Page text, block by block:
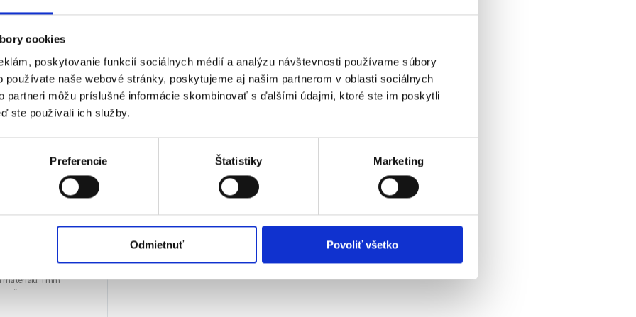
cookies
poskytovanie funkcií sociálnych médií a analýzu návštevnosti používame súbory
používate naše webové stránky, poskytujeme aj našim partnerom v oblasti sociálnych
partneri môžu príslušné informácie skombinovať s ďalšími údajmi, ktoré ste im poskytli
ste používali ich služby.
Preferencie Štatistiky Marketing
Odmietnuť Povoliť všetko
hliník, 100 x
materiálu: 1 mm